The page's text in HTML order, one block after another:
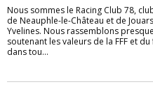
Nous sommes le Racing Club 78,
de Neauphle-le-Château et de
Yvelines. Nous rassemblons
soutenant les valeurs de la FFF et
dans tou...